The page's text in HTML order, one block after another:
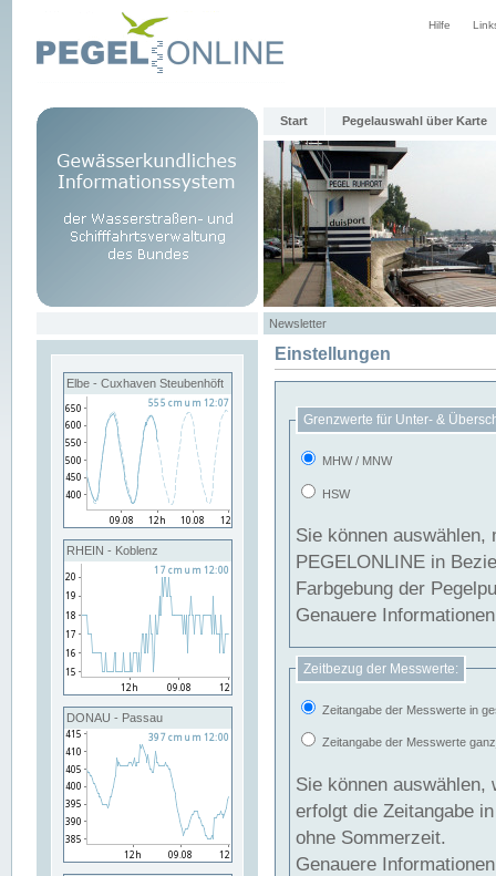
Hilfe
Start Pegelauswahl über Karte
Newsletter
Elbe - Cuxhaven Steubenhöft
RHEIN - Koblenz
DONAU - Passau
Einstellungen
Grenzwerte für Unter- &
MHW / MNW
HSW
Sie können
PEGELONLINE in Beziehung
Farbgebung der
Genauere
Zeitbezug der Messwerte:
Zeitangabe der Messwerte in
Zeitangabe der Messwerte
Sie können auswählen,
erfolgt die Zeitangabe
ohne Sommerzeit.
Genauere